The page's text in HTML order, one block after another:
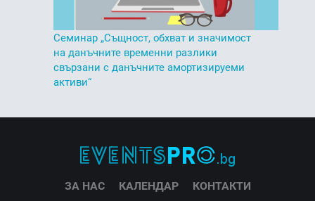
Семинар „Същност, обхват и значимост
на данъчните временни разлики
свързани с данъчните амортизируеми
активи“
ЗА НАС КАЛЕНДАР КОНТАКТИ